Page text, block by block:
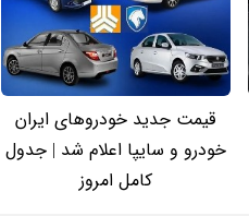
قیمت جدید خودروهای ایران
خودرو و سایپا اعلام شد | جدول
کامل امروز